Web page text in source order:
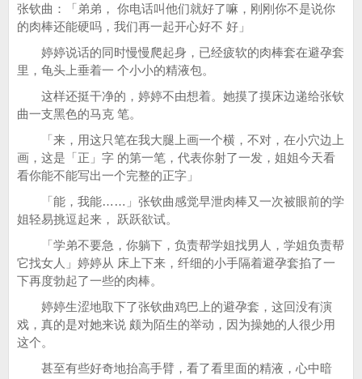
张钦曲：「弟弟， 你电话叫他们就好了嘛，刚刚你不是说你
的肉棒还能硬吗，我们再一起开心好不 好」
婷婷说话的同时慢慢爬起身，已经疲软的肉棒套在避孕套
里，龟头上垂着一 个小小的精液包。
这样还挺干净的，婷婷不由想着。她摸了摸床边递给张钦
曲一支黑色的马克 笔。
「来，用这只笔在我大腿上画一个横，不对，在小穴边上
画，这是「正」字 的第一笔，代表你射了一发，姐姐今天看
看你能不能写出一个完整的正字」
「能，我能……」张钦曲感觉早泄肉棒又一次被眼前的学
姐轻易挑逗起来， 跃跃欲试。
「学弟不要急，你躺下，负责帮学姐找男人，学姐负责帮
它找女人」婷婷从 床上下来，纤细的小手隔着避孕套掐了一
下再度勃起了一些的肉棒。
婷婷生涩地取下了张钦曲鸡巴上的避孕套，这回没有演
戏，真的是对她来说 颇为陌生的举动，因为操她的人很少用
这个。
甚至有些好奇地抬高手臂，看了看里面的精液，心中暗